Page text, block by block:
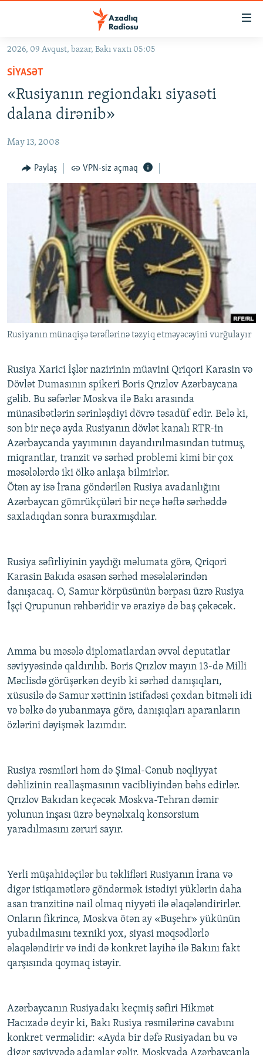
Əsas
qayıt
Əsas
naviqasiyaya
qayıt
GÜNDƏM
KORRUPSIOMETR
FƏRQƏ BAX
QANUNI DOĞRU
ARAŞDIRMA
MULTIMEDIA
FOTOQALEREYA
İNFOQRAFIKA
KARIKATURA
RADIO ARXIV
OXU ZALI
AZƏRBAYCAN ƏDƏBIYYATI KITABXANASI
İSLAM VƏ DEMOKRATIYA
İZ - MƏDƏNIYYƏT PROQRAMI
HAQQIMIZDA
MISSIYAMIZ
PEŞƏ ETIKASI VƏ JURNALISTIKA STANDARTLARIMIZ
MATERIALLARIMIZDAN ISTIFADƏ
AZADLIQRADIOSU MOBIL TELEFONUNUZDA
XƏBƏR BÜLLETENLƏRIMIZ
BIZI IZLƏ
RFE/RL-in bütün saytları
2026, 09 Avqust, bazar, Bakı vaxtı 05:05
SIYASƏT
«Rusiyanın regiondakı siyasəti
dalana dirənib»
May 13, 2008
Paylaş VPN-siz açmaq
Rusiyanın münaqişə tərəflərinə təzyiq etməyəcəyini vurğulayır
Rusiya Xarici İşlər nazirinin müavini Qriqori Karasin və
Dövlət Dumasının spikeri Boris Qrızlov Azərbaycana
gəlib. Bu səfərlər Moskva ilə Bakı arasında
münasibətlərin sərinləşdiyi dövrə təsadüf edir. Belə ki,
son bir neçə ayda Rusiyanın dövlət kanalı RTR-in
Azərbaycanda yayımının dayandırılmasından tutmuş,
miqrantlar, tranzit və sərhəd problemi kimi bir çox
məsələlərdə iki ölkə anlaşa bilmirlər.
Ötən ay isə İrana göndərilən Rusiya avadanlığını
Azərbaycan gömrükçüləri bir neçə həftə sərhəddə
saxladıqdan sonra buraxmışdılar.
Rusiya səfirliyinin yaydığı məlumata görə, Qriqori
Karasin Bakıda əsasən sərhəd məsələlərindən
danışacaq. O, Samur körpüsünün bərpası üzrə Rusiya
İşçi Qrupunun rəhbəridir və əraziyə də baş çəkəcək.
Amma bu məsələ diplomatlardan əvvəl deputatlar
səviyyəsində qaldırılıb. Boris Qrızlov mayın 13-də Milli
Məclisdə görüşərkən deyib ki sərhəd danışıqları,
xüsusilə də Samur xəttinin istifadəsi çoxdan bitməli idi
və bəlkə də yubanmaya görə, danışıqları aparanların
özlərini dəyişmək lazımdır.
Rusiya rəsmiləri həm də Şimal-Cənub nəqliyyat
dəhlizinin reallaşmasının vacibliyindən bəhs edirlər.
Qrızlov Bakıdan keçəcək Moskva-Tehran dəmir
yolunun inşası üzrə beynəlxalq konsorsium
yaradılmasını zəruri sayır.
Yerli müşahidəçilər bu təklifləri Rusiyanın İrana və
digər istiqamətlərə göndərmək istədiyi yüklərin daha
asan tranzitinə nail olmaq niyyəti ilə əlaqələndirirlər.
Onların fikrincə, Moskva ötən ay «Buşehr» yükünün
yubadılmasını texniki yox, siyasi məqsədlərlə
əlaqələndirir və indi də konkret layihə ilə Bakını fakt
qarşısında qoymaq istəyir.
Azərbaycanın Rusiyadakı keçmiş səfiri Hikmət
Hacızadə deyir ki, Bakı Rusiya rəsmilərinə cavabını
konkret verməlidir: «Ayda bir dəfə Rusiyadan bu və